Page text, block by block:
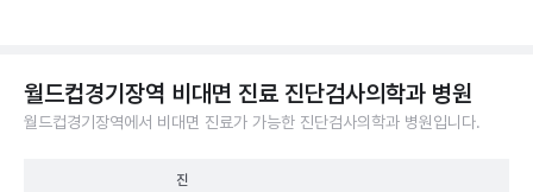
월드컵경기장역 비대면 진료 진단검사의학과 병원
월드컵경기장역에서 비대면 진료가 가능한 진단검사의학과 병원입니다.
진